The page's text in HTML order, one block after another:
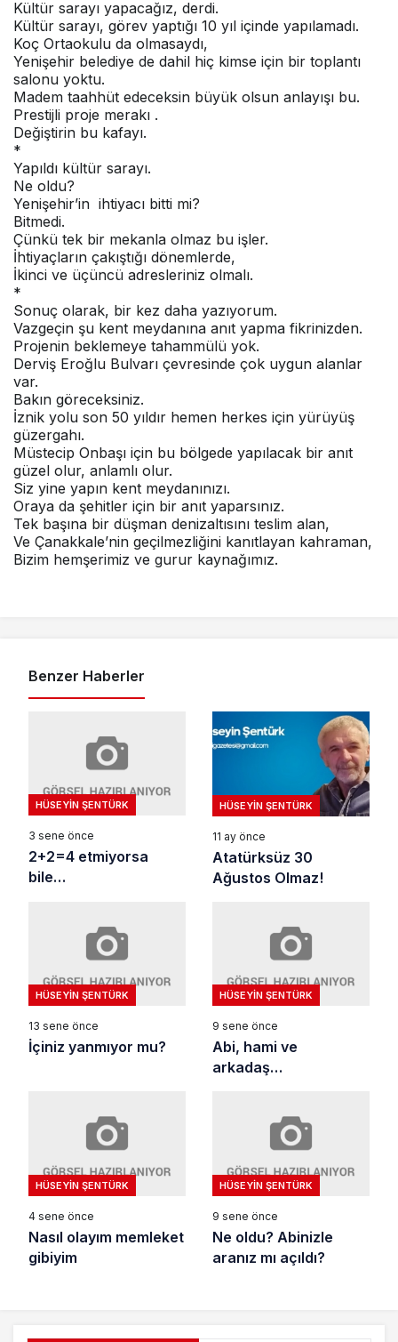
Kültür sarayı yapacağız, derdi.
Kültür sarayı, görev yaptığı 10 yıl içinde yapılamadı.
Koç Ortaokulu da olmasaydı,
Yenişehir belediye de dahil hiç kimse için bir toplantı
salonu yoktu.
Madem taahhüt edeceksin büyük olsun anlayışı bu.
Prestijli proje merakı .
Değiştirin bu kafayı.
*
Yapıldı kültür sarayı.
Ne oldu?
Yenişehir’in ihtiyacı bitti mi?
Bitmedi.
Çünkü tek bir mekanla olmaz bu işler.
İhtiyaçların çakıştığı dönemlerde,
İkinci ve üçüncü adresleriniz olmalı.
*
Sonuç olarak, bir kez daha yazıyorum.
Vazgeçin şu kent meydanına anıt yapma fikrinizden.
Projenin beklemeye tahammülü yok.
Derviş Eroğlu Bulvarı çevresinde çok uygun alanlar
var.
Bakın göreceksiniz.
İznik yolu son 50 yıldır hemen herkes için yürüyüş
güzergahı.
Müstecip Onbaşı için bu bölgede yapılacak bir anıt
güzel olur, anlamlı olur.
Siz yine yapın kent meydanınızı.
Oraya da şehitler için bir anıt yaparsınız.
Tek başına bir düşman denizaltısını teslim alan,
Ve Çanakkale’nin geçilmezliğini kanıtlayan kahraman,
Bizim hemşerimiz ve gurur kaynağımız.
Benzer Haberler
HÜSEYIN ŞENTÜRK
3 sene önce
2+2=4 etmiyorsa
bile…
HÜSEYIN ŞENTÜRK
11 ay önce
Atatürksüz 30
Ağustos Olmaz!
HÜSEYIN ŞENTÜRK
13 sene önce
İçiniz yanmıyor mu?
HÜSEYIN ŞENTÜRK
9 sene önce
Abi, hami ve
arkadaş…
HÜSEYIN ŞENTÜRK
4 sene önce
Nasıl olayım memleket
gibiyim
HÜSEYIN ŞENTÜRK
9 sene önce
Ne oldu? Abinizle
aranız mı açıldı?